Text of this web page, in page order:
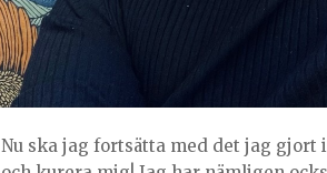
Nu ska jag fortsätta med det jag